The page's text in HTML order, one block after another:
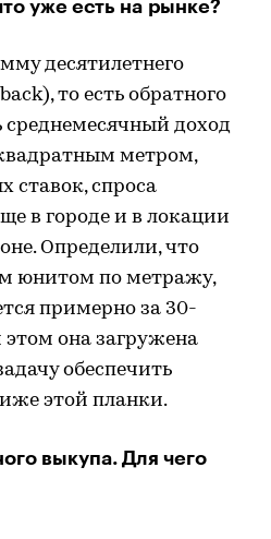
уже есть на рынке?
десятилетнего
то есть обратного
среднемесячный доход
метром,
ставок, спроса
в городе и в локации
Определили, что
юнитом по метражу,
примерно за 30-
этом она загружена
обеспечить
этой планки.
выкупа. Для чего